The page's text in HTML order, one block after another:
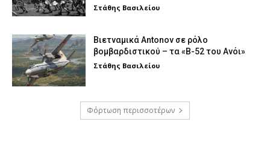
Στάθης Βασιλείου
Βιετναμικά Antonov σε ρόλο
βομβαρδιστικού – τα «Β-52 του Ανόι»
Στάθης Βασιλείου
Φόρτωση περισσοτέρων